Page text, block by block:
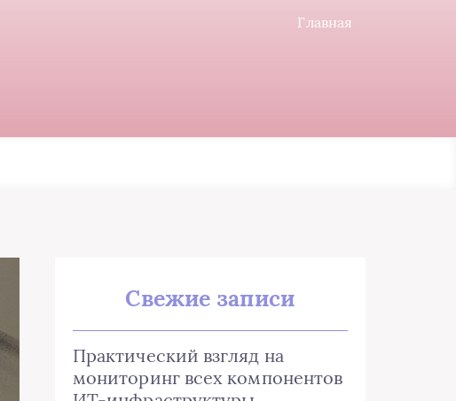
Главная
Свежие записи
Практический взгляд на
мониторинг всех компонентов